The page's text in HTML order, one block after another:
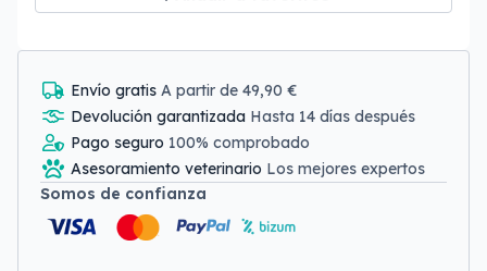
Envío gratis A partir de 49,90 €
Devolución garantizada Hasta 14 días después
Pago seguro 100% comprobado
Asesoramiento veterinario Los mejores expertos
Somos de confianza